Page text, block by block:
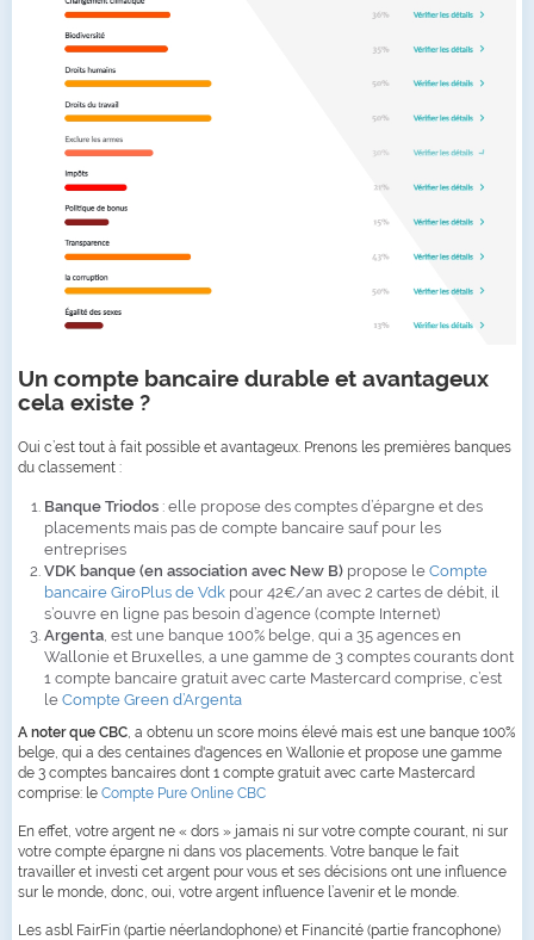
Un compte bancaire durable et avantageux
cela existe ?
Oui c’est tout à fait possible et avantageux. Prenons les premières banques
du classement :
Banque Triodos : elle propose des comptes d’épargne et des
placements mais pas de compte bancaire sauf pour les
entreprises
VDK banque (en association avec New B) propose le Compte
bancaire GiroPlus de Vdk pour 42€/an avec 2 cartes de débit, il
s’ouvre en ligne pas besoin d’agence (compte Internet)
Argenta , est une banque 100% belge, qui a 35 agences en
Wallonie et Bruxelles, a une gamme de 3 comptes courants dont
1 compte bancaire gratuit avec carte Mastercard comprise, c’est
le Compte Green d’Argenta
A noter que CBC , a obtenu un score moins élevé mais est une banque 100%
belge, qui a des centaines d'agences en Wallonie et propose une gamme
de 3 comptes bancaires dont 1 compte gratuit avec carte Mastercard
comprise: le Compte Pure Online CBC
En effet, votre argent ne « dors » jamais ni sur votre compte courant, ni sur
votre compte épargne ni dans vos placements. Votre banque le fait
travailler et investi cet argent pour vous et ses décisions ont une influence
sur le monde, donc, oui, votre argent influence l’avenir et le monde.
Les asbl FairFin (partie néerlandophone) et Financité (partie francophone)